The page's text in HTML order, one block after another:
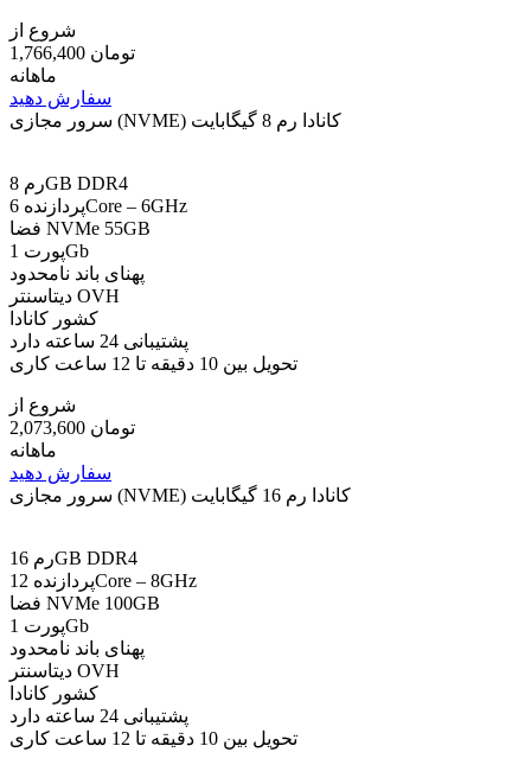
شروع از
1,766,400 تومان
ماهانه
سفارش دهید
سرور مجازی (NVME) کانادا رم 8 گیگابایت
رم 8GB DDR4
پردازنده 6Core – 6GHz
فضا NVMe 55GB
پورت 1Gb
پهنای باند نامحدود
دیتاسنتر OVH
کشور کانادا
پشتیبانی 24 ساعته دارد
تحویل بین 10 دقیقه تا 12 ساعت کاری
شروع از
2,073,600 تومان
ماهانه
سفارش دهید
سرور مجازی (NVME) کانادا رم 16 گیگابایت
رم 16GB DDR4
پردازنده 12Core – 8GHz
فضا NVMe 100GB
پورت 1Gb
پهنای باند نامحدود
دیتاسنتر OVH
کشور کانادا
پشتیبانی 24 ساعته دارد
تحویل بین 10 دقیقه تا 12 ساعت کاری